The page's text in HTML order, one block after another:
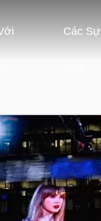
Các Sự